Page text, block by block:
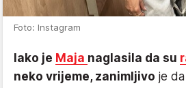
Foto: Instagram
Iako je Maja naglasila da su
neko vrijeme, zanimljivo je